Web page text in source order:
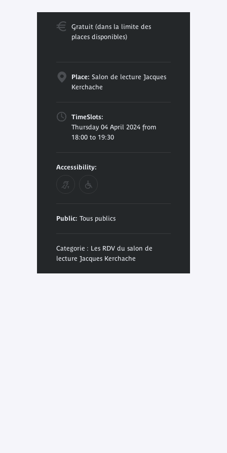
Gratuit (dans la limite des
places disponibles)
Place: Salon de lecture Jacques
Kerchache
TimeSlots:
Thursday 04 April 2024 from
18:00 to 19:30
Accessibility:
Public: Tous publics
Categorie : Les RDV du salon de
lecture Jacques Kerchache